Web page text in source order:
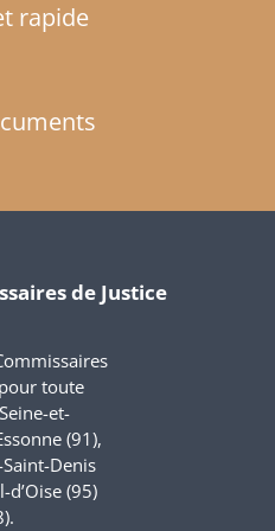
rapide
de Justice
toute
et-
(91),
Denis
d’Oise (95)